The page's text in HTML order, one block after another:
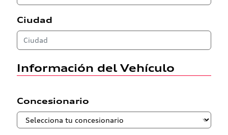
Ciudad
Información del Vehículo
Concesionario